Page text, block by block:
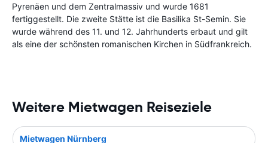
Pyrenäen und dem Zentralmassiv und wurde 1681
fertiggestellt. Die zweite Stätte ist die Basilika St-Semin. Sie
wurde während des 11. und 12. Jahrhunderts erbaut und gilt
als eine der schönsten romanischen Kirchen in Südfrankreich.
Weitere Mietwagen Reiseziele
Mietwagen Nürnberg